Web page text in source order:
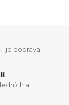
je doprava
a